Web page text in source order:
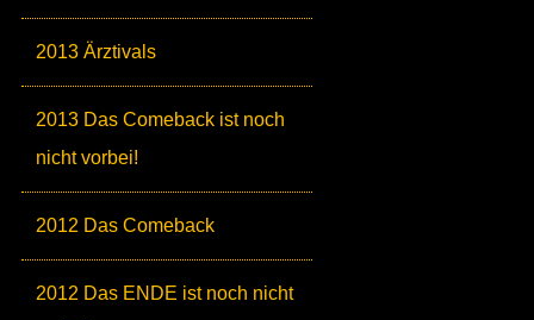
2013 Ärztivals
2013 Das Comeback ist noch
nicht vorbei!
2012 Das Comeback
2012 Das ENDE ist noch nicht